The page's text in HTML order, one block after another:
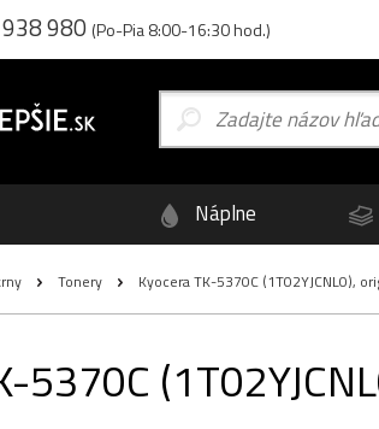
980 (Po-Pia 8:00-16:30 hod.)
Náplne
Tonery Kyocera TK-5370C (1T02YJCNL0),
5370C